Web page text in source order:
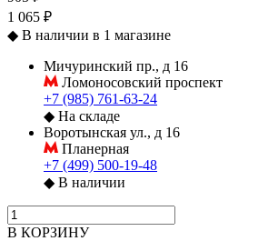
1 065 ₽
◆ В наличии в 1 магазине
Мичуринский пр., д 16
Ломоносовский проспект
+7 (985) 761-63-24
◆ На складе
Воротынская ул., д 16
Планерная
+7 (499) 500-19-48
◆ В наличии
В КОРЗИНУ